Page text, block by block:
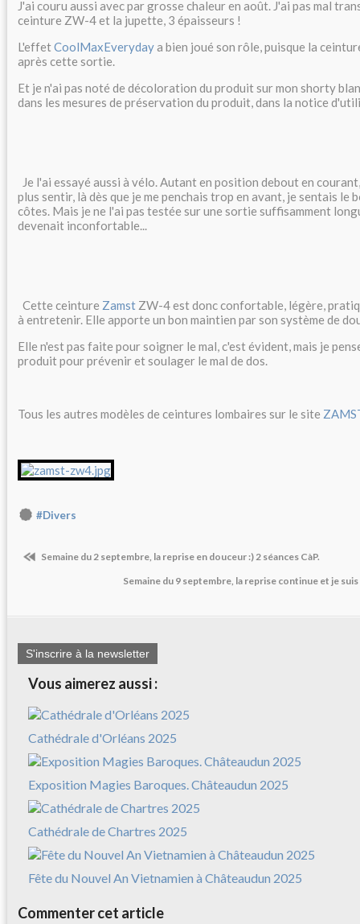
J'ai couru aussi avec par grosse chaleur en août. J'ai pas mal
ceinture ZW-4 et la jupette, 3 épaisseurs !
L'effetCoolMaxEverydaya bien joué son rôle, puisque la
après cette sortie.
Et je n'ai pas noté de décoloration du produit sur mon shorty
dans les mesures de préservation du produit, dans la notice
Je l'ai essayé aussi à vélo. Autant en position debout en
plus sentir, là dès que je me penchais trop en avant, je sentais le
côtes. Mais je ne l'ai pas testée sur une sortie suffisamment
devenait inconfortable...
Cette ceinture Zamst ZW-4 est donc confortable, légère,
à entretenir. Elle apporte un bon maintien par son système de
Elle n'est pas faite pour soigner le mal, c'est évident, mais je
produit pour prévenir et soulager le mal de dos.
Tous les autres modèles de ceintures lombaires sur le site
#Divers
Semaine du 2 septembre, la reprise en douceur :) 2 séances CàP.
Semaine du 9 septembre, la reprise continue et je suis
S'inscrire à la newsletter
Vous aimerez aussi :
Cathédrale d'Orléans 2025
Exposition Magies Baroques. Châteaudun 2025
Cathédrale de Chartres 2025
Fête du Nouvel An Vietnamien à Châteaudun 2025
Commenter cet article